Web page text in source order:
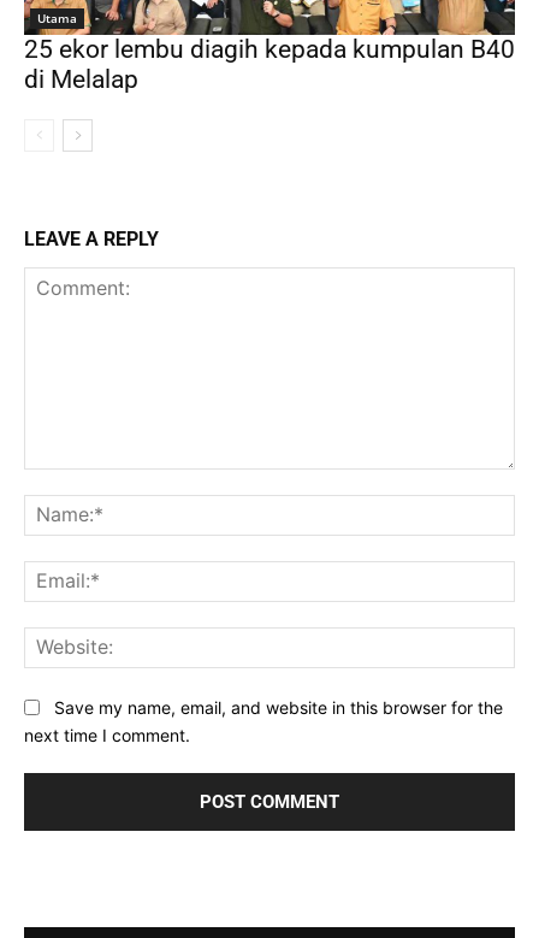
Utama
25 ekor lembu diagih kepada kumpulan B40
di Melalap
LEAVE A REPLY
Save my name, email, and website in this browser for the
next time I comment.